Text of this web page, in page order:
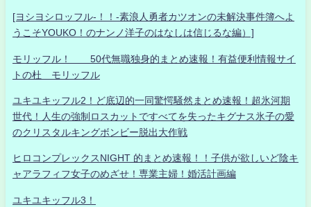
[ヨシヨシロッフル-！！-素浪人勇者カツオンの未解決事件簿へよ
うこそYOUKO！のナンノ洋子のはなしは信じるな編）]
モリッフル！ 50代無職独身的まとめ速報！有益便利情報サイ
トの杜 モリッフル
ユキユキッフル2！ど底辺的一同驚愕騒然まとめ速報！超氷河期
世代！人生の強制ロスカットですべてを失ったキグナス氷子の愛
のクリスタルキングボンビー脱出大作戦
ヒロコンプレックスNIGHT 的まとめ速報！！子供が欲しいど陰キ
ャアラフィフ女子のめざせ！専業主婦！婚活計画編
ユキユキッフル3！